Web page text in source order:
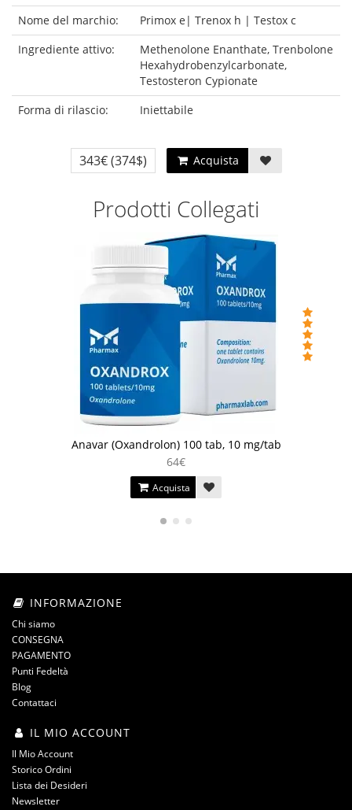
Nome del marchio:
Primox e| Trenox h | Testox c
Ingrediente attivo:
Methenolone Enanthate, Trenbolone
Hexahydrobenzylcarbonate,
Testosteron Cypionate
Forma di rilascio:
Iniettabile
343€(374$) Acquista
Prodotti Collegati
Anavar (Oxandrolon) 100 tab, 10 mg/tab
64€
Acquista
INFORMAZIONE
Chi siamo
CONSEGNA
PAGAMENTO
Punti Fedeltà
Blog
Contattaci
IL MIO ACCOUNT
Il Mio Account
Storico Ordini
Lista dei Desideri
Newsletter